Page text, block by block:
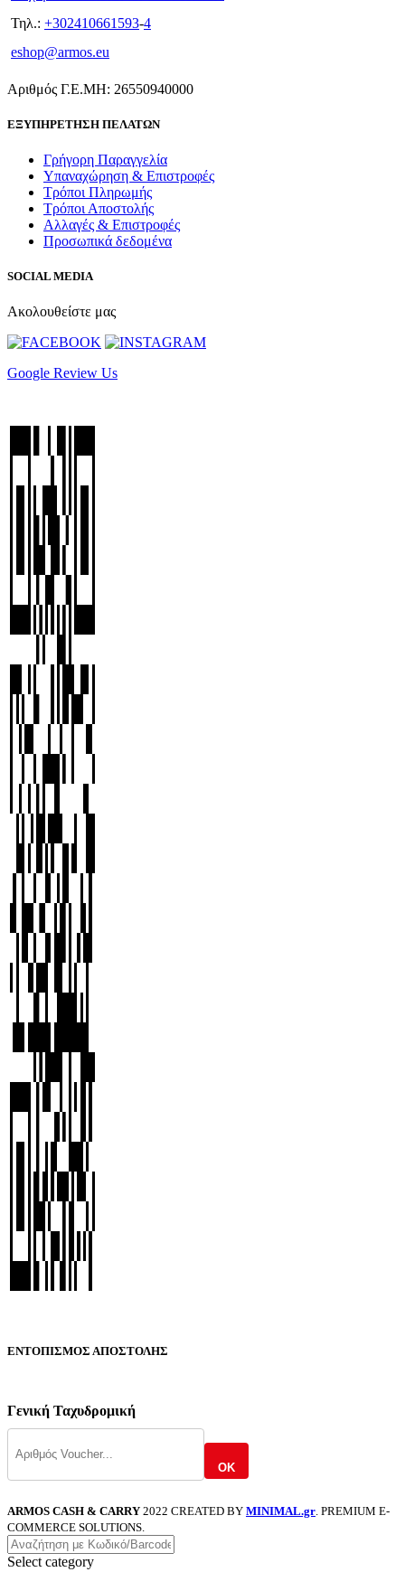
Τηλ.: +302410661593-4
eshop@armos.eu
Αριθμός Γ.Ε.ΜΗ: 26550940000
ΕΞΥΠΗΡΕΤΗΣΗ ΠΕΛΑΤΩΝ
Γρήγορη Παραγγελία
Υπαναχώρηση & Επιστροφές
Τρόποι Πληρωμής
Τρόποι Αποστολής
Αλλαγές & Επιστροφές
Προσωπικά δεδομένα
SOCIAL MEDIA
Ακολουθείστε μας
Google Review Us
ΕΝΤΟΠΙΣΜΟΣ ΑΠΟΣΤΟΛΗΣ
Γενική Ταχυδρομική
OK
ARMOS CASH & CARRY 2022 CREATED BY MINIMAL.gr . PREMIUM E-
COMMERCE SOLUTIONS.
Select category